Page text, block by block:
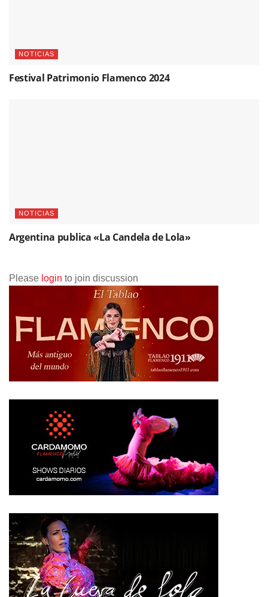
NOTICIAS
Festival Patrimonio Flamenco 2024
NOTICIAS
Argentina publica «La Candela de Lola»
Please login to join discussion